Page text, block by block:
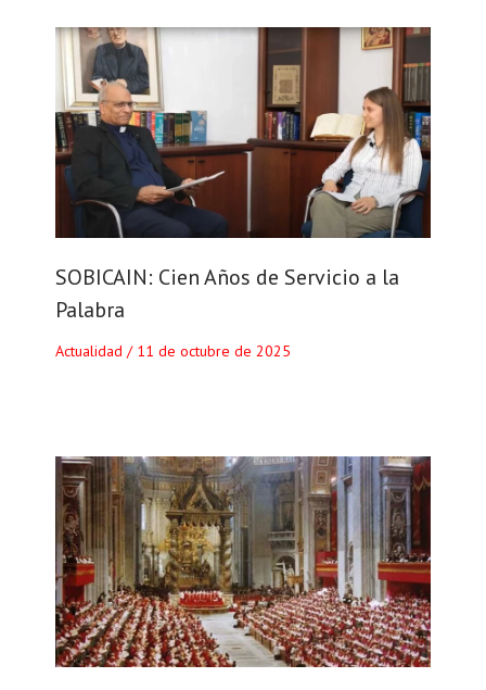
SOBICAIN: Cien Años de Servicio a la
Palabra
Actualidad / 11 de octubre de 2025